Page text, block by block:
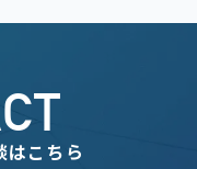
はこちら